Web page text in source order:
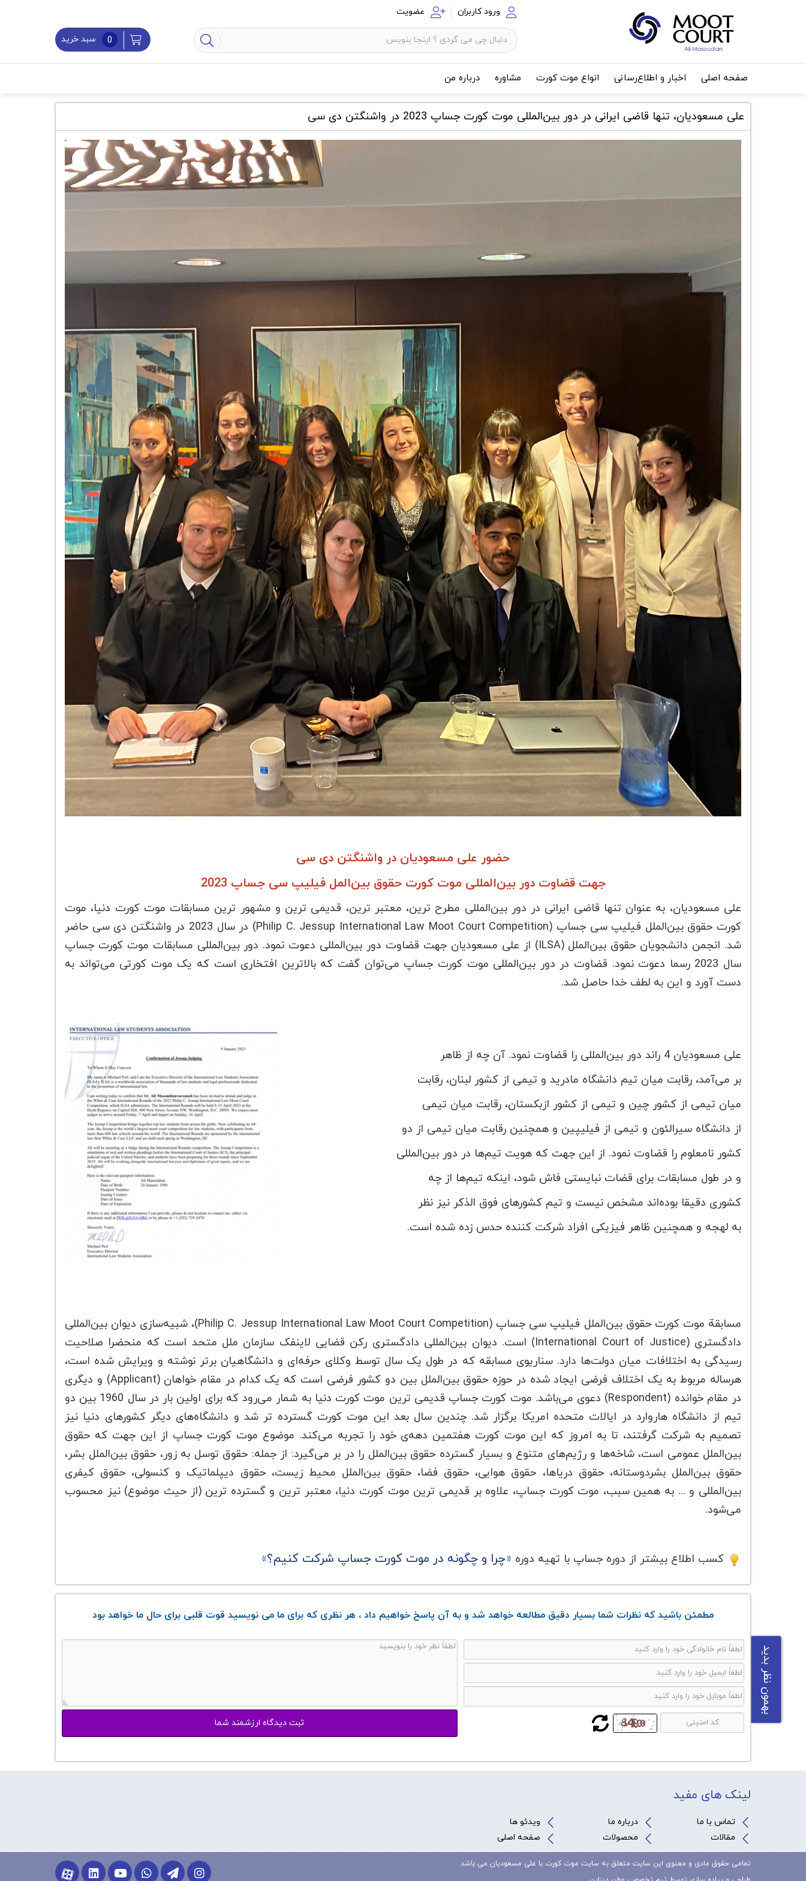
ورود کاربران عضویت
0 سبد خرید
صفحه اصلی اخبار و اطلاع‌رسانی انواع موت کورت مشاوره درباره من
علی مسعودیان، تنها قاضی ایرانی در دور بین‌المللی موت کورت جساپ 2023 در واشنگتن دی سی
حضور علی مسعودیان در واشنگتن دی سی
جهتقضاوت دور بین‌المللی موت کورتحقوق بین‌المل فیلیپ سی جساپ 2023
علی مسعودیان، به عنوان تنها قاضی ایرانی در دور بین‌المللی مطرح ترین، معتبر ترین، قدیمی ترین و مشهور ترین مسابقات موت کورت دنیا، موت
کورت حقوق بین‌الملل فیلیپ سی جساپ (Philip C. Jessup International Law Moot Court Competition) در سال 2023 در واشنگتن دی سی حاضر
شد. انجمن دانشجویان حقوق بین‌الملل (ILSA) از علی مسعودیان جهت قضاوت دور بین‌المللی دعوت نمود. دور بین‌المللی مسابقات موت کورت جساپ
سال 2023 رسما دعوت نمود. قضاوت در دور بین‌المللی موت کورت جساپ می‌توان گفت که بالاترین افتخاری است که یک موت کورتی می‌تواند به
دست آورد و این به لطف خدا حاصل شد.
علی مسعودیان 4 راند دور بین‌المللی را قضاوت نمود. آن چه از ظاهر
بر می‌آمد، رقابت میان تیم‌ دانشگاه مادرید و تیمی از کشور لبنان، رقابت
میان تیمی از کشور چین و تیمی از کشور ازبکستان، رقابت میان تیمی
از دانشگاه سیرالئون و تیمی از فیلیپین و همچنین رقابت میان تیمی از دو
کشور نامعلوم را قضاوت نمود. از این جهت که هویت تیم‌ها در دور بین‌المللی
و در طول مسابقات برای قضات نبایستی فاش شود، اینکه تیم‌ها از چه
کشوری دقیقا بوده‌اند مشخص نیست و تیم کشورهای فوق الذکر نیز نظر
به لهجه و همچنین ظاهر فیزیکی افراد شرکت کننده حدس زده شده است.
مسابقة موت کورت حقوق بین‌الملل فیلیپ سی جساپ (Philip C. Jessup International Law Moot Court Competition)، شبیه‌سازی دیوان بین‌المللی
دادگستری (International Court of Justice) است. دیوان بین‌المللی دادگستری رکن قضایی لاینفک سازمان ملل متحد است که منحضرا صلاحیت
رسیدگی به اختلافات میان دولت‌ها دارد. سناریوی مسابقه که در طول یک سال توسط وکلای حرفه‌ای و دانشگاهیان برتر نوشته و ویرایش شده است،
هرساله مربوط به یک اختلاف فرضی ایجاد شده در حوزه حقوق بین‌الملل بین دو کشور فرضی است که یک کدام در مقام خواهان (Applicant) و دیگری
در مقام خوانده (Respondent) دعوی می‌باشد. موت کورت جساپ قدیمی ترین موت کورت دنیا به شمار می‌رود که برای اولین بار در سال 1960 بین دو
تیم از دانشگاه هاروارد در ایالات متحده امریکا برگزار شد. چندین سال بعد این موت کورت گسترده تر شد و دانشگاه‌های دیگر کشورهای دنیا نیز
تصمیم به شرکت گرفتند، تا به امروز که این موت کورت هفتمین دهه‌ی خود را تجربه می‌کند. موضوع موت کورت جساپ از این جهت که حقوق
بین‌الملل عمومی است، شاخه‌ها و رژیم‌های متنوع و بسیار گسترده حقوق بین‌الملل را در بر می‌گیرد: از جمله: حقوق توسل به زور، حقوق بین‌الملل بشر،
حقوق بین‌الملل بشردوستانه، حقوق دریاها، حقوق هوایی، حقوق فضا، حقوق بین‌الملل محیط زیست، حقوق دیپلماتیک و کنسولی، حقوق کیفری
بین‌المللی و ... به همین سبب، موت کورت جساپ، علاوه بر قدیمی ترین موت کورت دنیا، معتبر ترین و گسترده ترین (از حیث موضوع) نیز محسوب
می‌شود.
کسب اطلاع بیشتر از دوره جساپ با تهیه دوره «چرا و چگونه در موت کورت جساپ شرکت کنیم؟»
بهمون نظر بدید
مطمئن باشید که نظرات شما بسیار دقیق مطالعه خواهد شد و به آن پاسخ خواهیم داد ، هر نظری که برای ما می نویسید قوت قلبی برای حال ما خواهد بود
لینک های مفید
تماس با ما درباره ما
ویدئو ها
مقالات
محصولات صفحه اصلی
تمامی حقوق مادی و معنوی این سایت متعلق به سایت موت کورت با علی مسعودیان می باشد.